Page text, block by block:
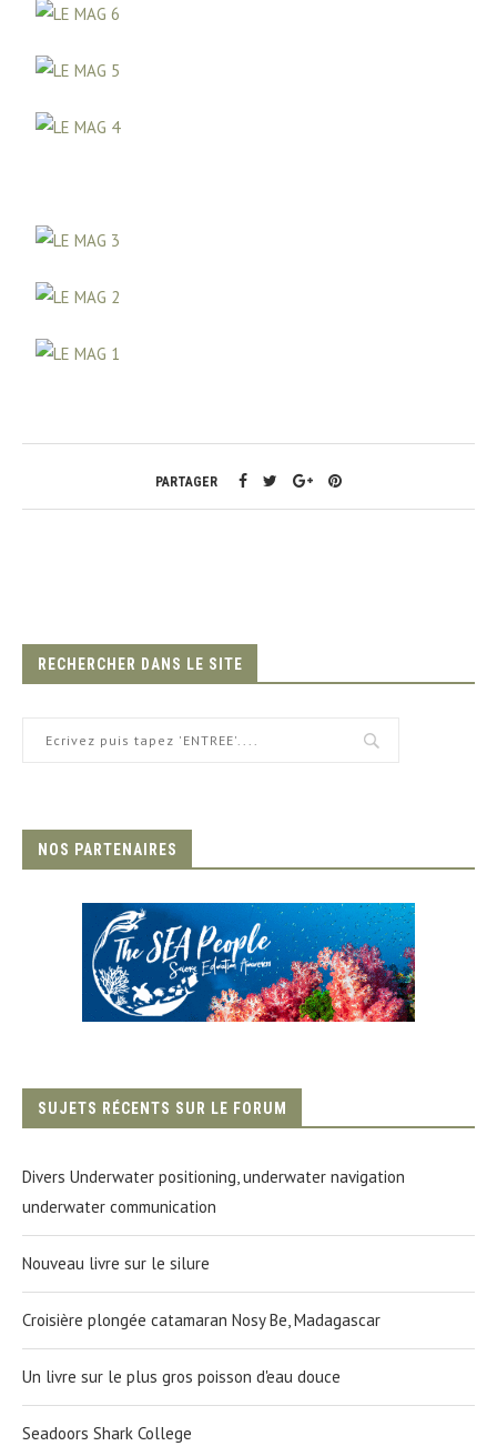
PARTAGER
RECHERCHER DANS LE SITE
NOS PARTENAIRES
SUJETS RÉCENTS SUR LE FORUM
Divers Underwater positioning, underwater navigation
underwater communication
Nouveau livre sur le silure
Croisière plongée catamaran Nosy Be, Madagascar
Un livre sur le plus gros poisson d'eau douce
Seadoors Shark College